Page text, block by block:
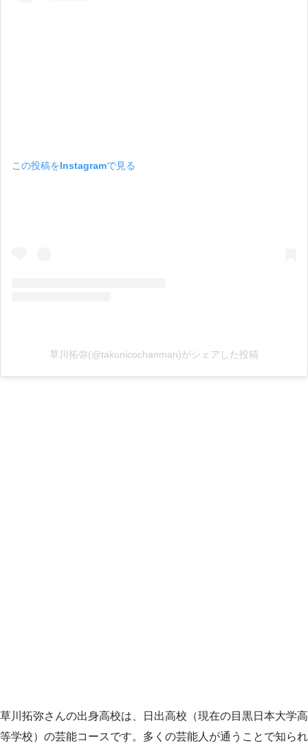
この投稿をInstagramで見る
草川拓弥(@takunicochanman)がシェアした投稿
草川拓弥さんの出身高校は、日出高校（現在の目黒日本大学高
等学校）の芸能コースです。多くの芸能人が通うことで知られ